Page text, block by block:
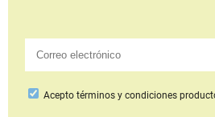
Aceptotérminos y condiciones